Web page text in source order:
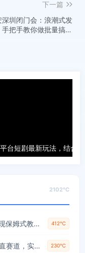
下一篇
深圳闭门会：浪潮式发
手把手教你做批量搞定
2102℃
一节课了解AI头条项目，从注册到变现保姆式教学，零基础可以操作【揭秘】 412℃
零基础出海创富课：以电影解说为垂直赛道，实现不出国门赚美金的目标 230℃